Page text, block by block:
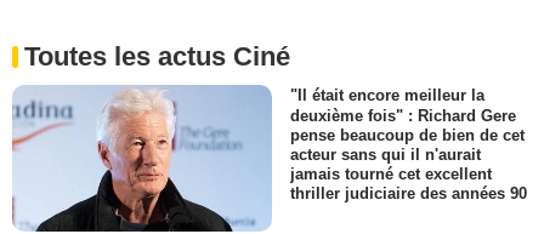
Toutes les actus Ciné
"Il était encore meilleur la
deuxième fois" : Richard Gere
pense beaucoup de bien de cet
acteur sans qui il n'aurait
jamais tourné cet excellent
thriller judiciaire des années 90